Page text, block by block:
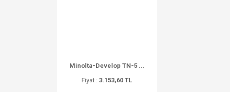
Minolta-Develop TN-5 ...
Fiyat : 3.153,60 TL